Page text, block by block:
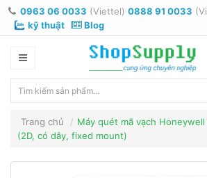
0963 06 0033 (Viettel) 0888 91 0033
kỹ thuật
Blog
Trang chủ
Máy quét mã vạch
(2D, có dây, fixed mount)